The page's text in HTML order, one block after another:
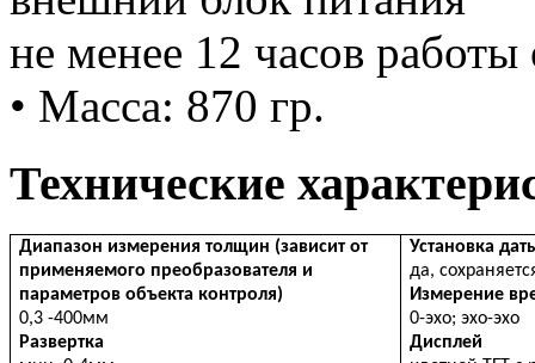
не менее 12 часов работы
• Масса: 870 гр.
Технические
Диапазон измерения толщин (зависит от
применяемого преобразователя и
параметров объекта контроля)
0,3 -400мм
Развертка
Установка
да,
Измерение
0-эхо; эхо-эхо
Дисплей